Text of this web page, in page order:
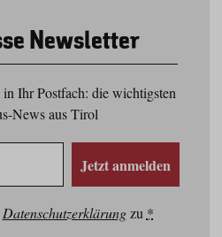
Newsletter
Ihr Postfach: die wichtigsten
News aus Tirol
Jetzt anmelden
Datenschutzerklärungzu *